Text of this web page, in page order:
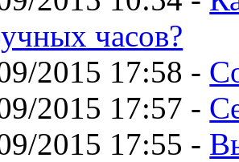
часов?
2015 17:58 -
2015 17:57 -
2015 17:55 -